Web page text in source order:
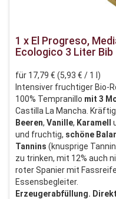
1 x El Progreso,
Ecologico 3 Liter Bib
für 17,79 € (5,93 € / 1 l)
Intensiver fruchtiger Bio-
100% Tempranillo mit 3
Castilla La Mancha.
Beeren, Vanille, Karamell
und fruchtig, schöne
Tannins (knusprige
zu trinken, mit 12% auch
roter Spanier mit
Essensbegleiter.
Erzeugerabfüllung.